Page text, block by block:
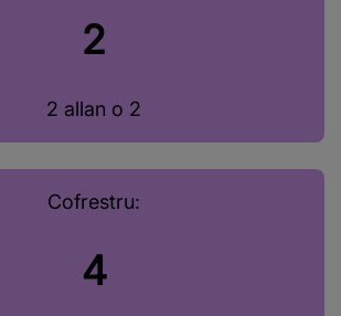
2
2 allan o 2
Cofrestru:
4